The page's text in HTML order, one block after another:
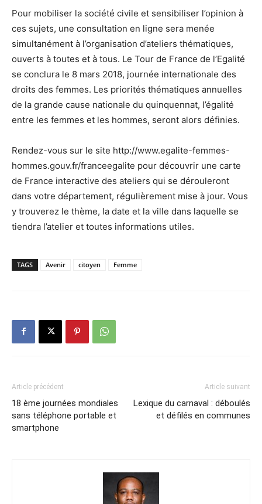
Pour mobiliser la société civile et sensibiliser l’opinion à
ces sujets, une consultation en ligne sera menée
simultanément à l’organisation d’ateliers thématiques,
ouverts à toutes et à tous. Le Tour de France de l’Egalité
se conclura le 8 mars 2018, journée internationale des
droits des femmes. Les priorités thématiques annuelles
de la grande cause nationale du quinquennat, l’égalité
entre les femmes et les hommes, seront alors définies.
Rendez-vous sur le site http://www.egalite-femmes-
hommes.gouv.fr/franceegalite pour découvrir une carte
de France interactive des ateliers qui se dérouleront
dans votre département, régulièrement mise à jour. Vous
y trouverez le thème, la date et la ville dans laquelle se
tiendra l’atelier et toutes informations utiles.
TAGS Avenir citoyen Femme
Article précédent
18 ème journées mondiales
sans téléphone portable et
smartphone
Article suivant
Lexique du carnaval : déboulés
et défilés en communes